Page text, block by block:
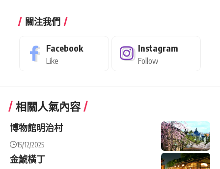
關注我們
Facebook
Like
Instagram
Follow
相關人氣內容
博物館明治村
15/12/2025
金鯱橫丁